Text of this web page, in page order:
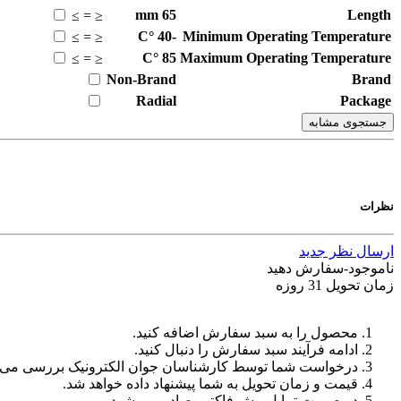
Length
65
mm
≤
=
≥
Minimum Operating Temperature
-40
°C
≤
=
≥
Maximum Operating Temperature
85
°C
≤
=
≥
Brand
Non-Brand
Package
Radial
جستجوی مشابه
نظرات
ارسال نظر جدید
ناموجود-سفارش دهید
زمان تحویل 31 روزه
محصول را به سبد سفارش اضافه کنید.
ادامه فرآیند سبد سفارش را دنبال کنید.
درخواست شما توسط کارشناسان جوان الکترونیک بررسی
قیمت و زمان تحویل به شما پیشنهاد داده خواهد شد.